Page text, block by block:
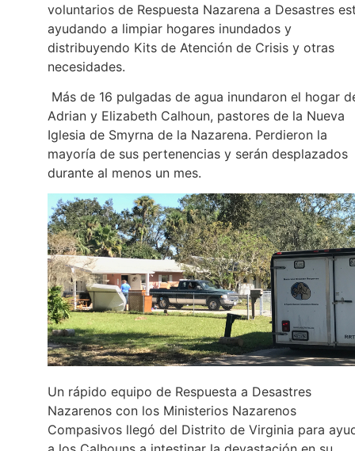
voluntarios de Respuesta Nazarena a Desastres
ayudando a limpiar hogares inundados y
distribuyendo Kits de Atención de Crisis y otras
necesidades.
Más de 16 pulgadas de agua inundaron el hogar
Adrian y Elizabeth Calhoun, pastores de la Nueva
Iglesia de Smyrna de la Nazarena. Perdieron la
mayoría de sus pertenencias y serán desplazados
durante al menos un mes.
Un rápido equipo de Respuesta a Desastres
Nazarenos con los Ministerios Nazarenos
Compasivos llegó del Distrito de Virginia para